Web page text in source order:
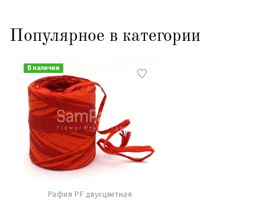
Популярное в категории
В наличии
Рафия PF двухцветная